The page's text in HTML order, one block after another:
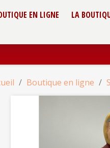
EN LIGNE LA
Boutique en ligne